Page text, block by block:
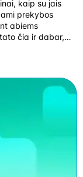
kaip su jais
prekybos
abiems
čia ir dabar, o